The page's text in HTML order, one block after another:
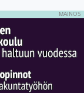
MAINOS